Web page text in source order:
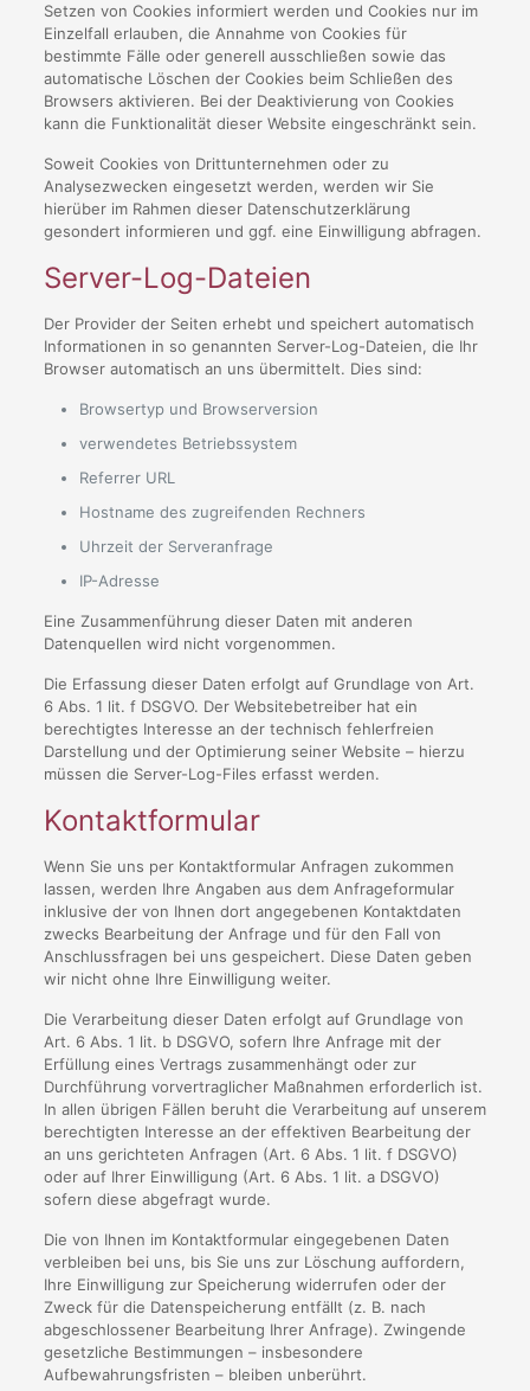
Setzen von Cookies informiert werden und Cookies nur im
Einzelfall erlauben, die Annahme von Cookies für
bestimmte Fälle oder generell ausschließen sowie das
automatische Löschen der Cookies beim Schließen des
Browsers aktivieren. Bei der Deaktivierung von Cookies
kann die Funktionalität dieser Website eingeschränkt sein.
Soweit Cookies von Drittunternehmen oder zu
Analysezwecken eingesetzt werden, werden wir Sie
hierüber im Rahmen dieser Datenschutzerklärung
gesondert informieren und ggf. eine Einwilligung abfragen.
Server-Log-Dateien
Der Provider der Seiten erhebt und speichert automatisch
Informationen in so genannten Server-Log-Dateien, die Ihr
Browser automatisch an uns übermittelt. Dies sind:
Browsertyp und Browserversion
verwendetes Betriebssystem
Referrer URL
Hostname des zugreifenden Rechners
Uhrzeit der Serveranfrage
IP-Adresse
Eine Zusammenführung dieser Daten mit anderen
Datenquellen wird nicht vorgenommen.
Die Erfassung dieser Daten erfolgt auf Grundlage von Art.
6 Abs. 1 lit. f DSGVO. Der Websitebetreiber hat ein
berechtigtes Interesse an der technisch fehlerfreien
Darstellung und der Optimierung seiner Website – hierzu
müssen die Server-Log-Files erfasst werden.
Kontaktformular
Wenn Sie uns per Kontaktformular Anfragen zukommen
lassen, werden Ihre Angaben aus dem Anfrageformular
inklusive der von Ihnen dort angegebenen Kontaktdaten
zwecks Bearbeitung der Anfrage und für den Fall von
Anschlussfragen bei uns gespeichert. Diese Daten geben
wir nicht ohne Ihre Einwilligung weiter.
Die Verarbeitung dieser Daten erfolgt auf Grundlage von
Art. 6 Abs. 1 lit. b DSGVO, sofern Ihre Anfrage mit der
Erfüllung eines Vertrags zusammenhängt oder zur
Durchführung vorvertraglicher Maßnahmen erforderlich ist.
In allen übrigen Fällen beruht die Verarbeitung auf unserem
berechtigten Interesse an der effektiven Bearbeitung der
an uns gerichteten Anfragen (Art. 6 Abs. 1 lit. f DSGVO)
oder auf Ihrer Einwilligung (Art. 6 Abs. 1 lit. a DSGVO)
sofern diese abgefragt wurde.
Die von Ihnen im Kontaktformular eingegebenen Daten
verbleiben bei uns, bis Sie uns zur Löschung auffordern,
Ihre Einwilligung zur Speicherung widerrufen oder der
Zweck für die Datenspeicherung entfällt (z. B. nach
abgeschlossener Bearbeitung Ihrer Anfrage). Zwingende
gesetzliche Bestimmungen – insbesondere
Aufbewahrungsfristen – bleiben unberührt.